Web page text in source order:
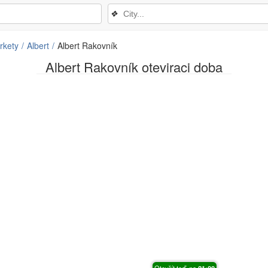
Albert Rakovník oteviraci doba
❖
Albert Albert Rakovník